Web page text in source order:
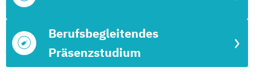
Berufsbegleitendes
Präsenzstudium